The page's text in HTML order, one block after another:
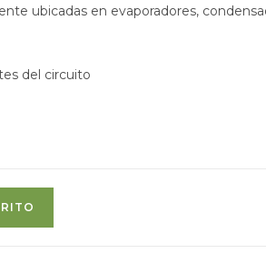
ubicadas en evaporadores,
del circuito